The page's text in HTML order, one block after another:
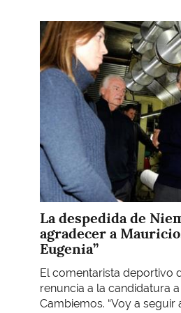
Imagen
La despedida de
agradecer a
Eugenia”
El comentarista deportivo
renuncia a la candidatura
Cambiemos. “Voy a